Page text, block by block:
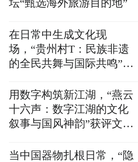
坛“甄选海外旅游目的地”
在日常中生成文化现
场，“贵州村T：民族非遗
的全民共舞与国际共鸣”获
破圈创新案例”
用数字构筑新江湖，“燕云
十六声：数字江湖的文化
叙事与国风神韵”获评文旅
新案例”
当中国器物扎根日常，“隐